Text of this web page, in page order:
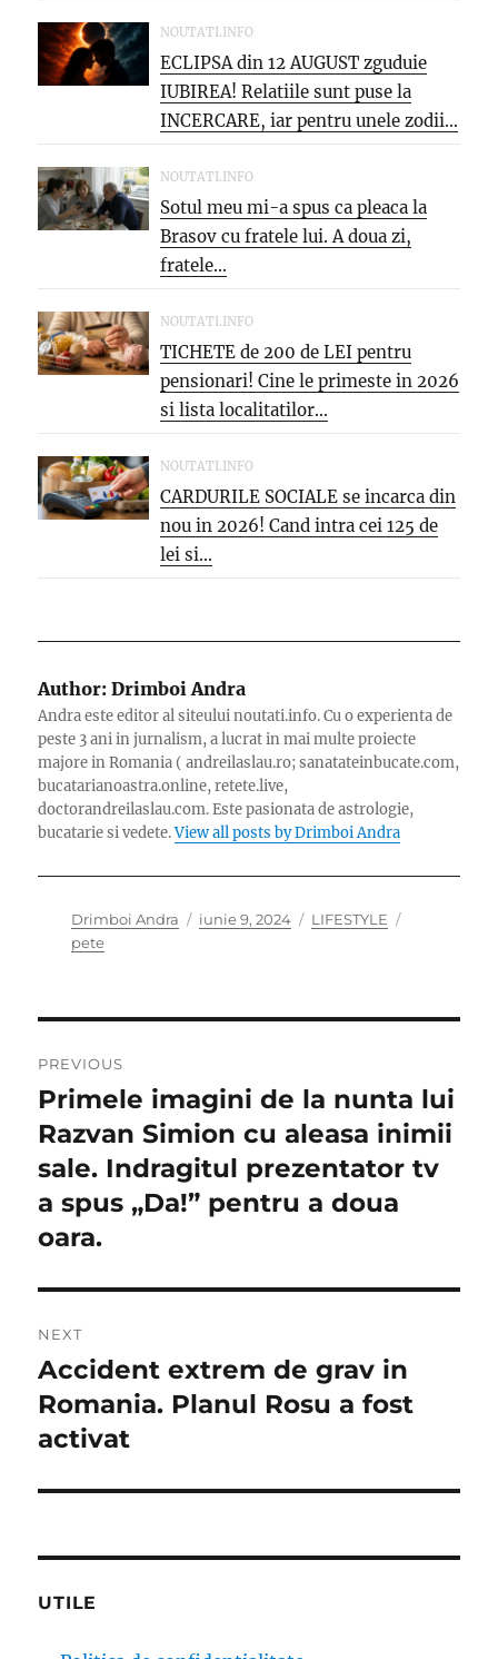
NOUTATI.INFO
ECLIPSA din 12 AUGUST zguduie
IUBIREA! Relatiile sunt puse la
INCERCARE, iar pentru unele zodii...
NOUTATI.INFO
Sotul meu mi-a spus ca pleaca la
Brasov cu fratele lui. A doua zi,
fratele...
NOUTATI.INFO
TICHETE de 200 de LEI pentru
pensionari! Cine le primeste in 2026
si lista localitatilor...
NOUTATI.INFO
CARDURILE SOCIALE se incarca din
nou in 2026! Cand intra cei 125 de
lei si...
Author: Drimboi Andra
Andra este editor al siteului noutati.info. Cu o experienta de
peste 3 ani in jurnalism, a lucrat in mai multe proiecte
majore in Romania ( andreilaslau.ro; sanatateinbucate.com,
bucatarianoastra.online, retete.live,
doctorandreilaslau.com. Este pasionata de astrologie,
bucatarie si vedete.View all posts by Drimboi Andra
Author
Drimboi Andra
Posted
iunie 9, 2024 Categories
LIFESTYLE
pete
în
articole
PREVIOUS
Previous
post:
Primele imagini de la nunta lui
Razvan Simion cu aleasa inimii
sale. Indragitul prezentator tv
a spus „Da!” pentru a doua
oara.
NEXT
Next
post:
Accident extrem de grav in
Romania. Planul Rosu a fost
activat
UTILE